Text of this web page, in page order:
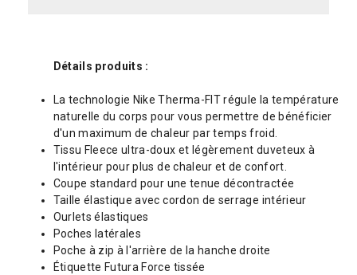
Détails produits :
La technologie Nike Therma-FIT régule la température
naturelle du corps pour vous permettre de bénéficier
d'un maximum de chaleur par temps froid.
Tissu Fleece ultra-doux et légèrement duveteux à
l'intérieur pour plus de chaleur et de confort.
Coupe standard pour une tenue décontractée
Taille élastique avec cordon de serrage intérieur
Ourlets élastiques
Poches latérales
Poche à zip à l'arrière de la hanche droite
Étiquette Futura Force tissée